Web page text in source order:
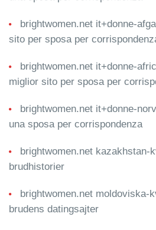
brightwomen.net it+donne-
sito per sposa per
brightwomen.net it+donne-
miglior sito per sposa per
brightwomen.net it+donne-
una sposa per corrispondenza
brightwomen.net kazakhstan-
brudhistorier
brightwomen.net moldoviska-
brudens datingsajter